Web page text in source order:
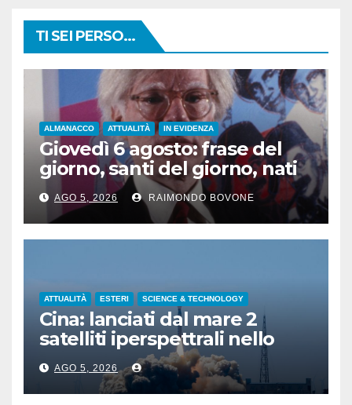
TI SEI PERSO...
ALMANACCO ATTUALITÀ IN EVIDENZA
Giovedì 6 agosto: frase del
giorno, santi del giorno, nati
famosi, accadde oggi
AGO 5, 2026 RAIMONDO BOVONE
ATTUALITÀ ESTERI SCIENCE & TECHNOLOGY
Cina: lanciati dal mare 2
satelliti iperspettrali nello
Shandong
AGO 5, 2026